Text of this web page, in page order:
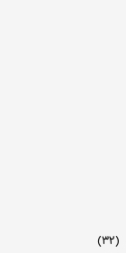
(۳۲)